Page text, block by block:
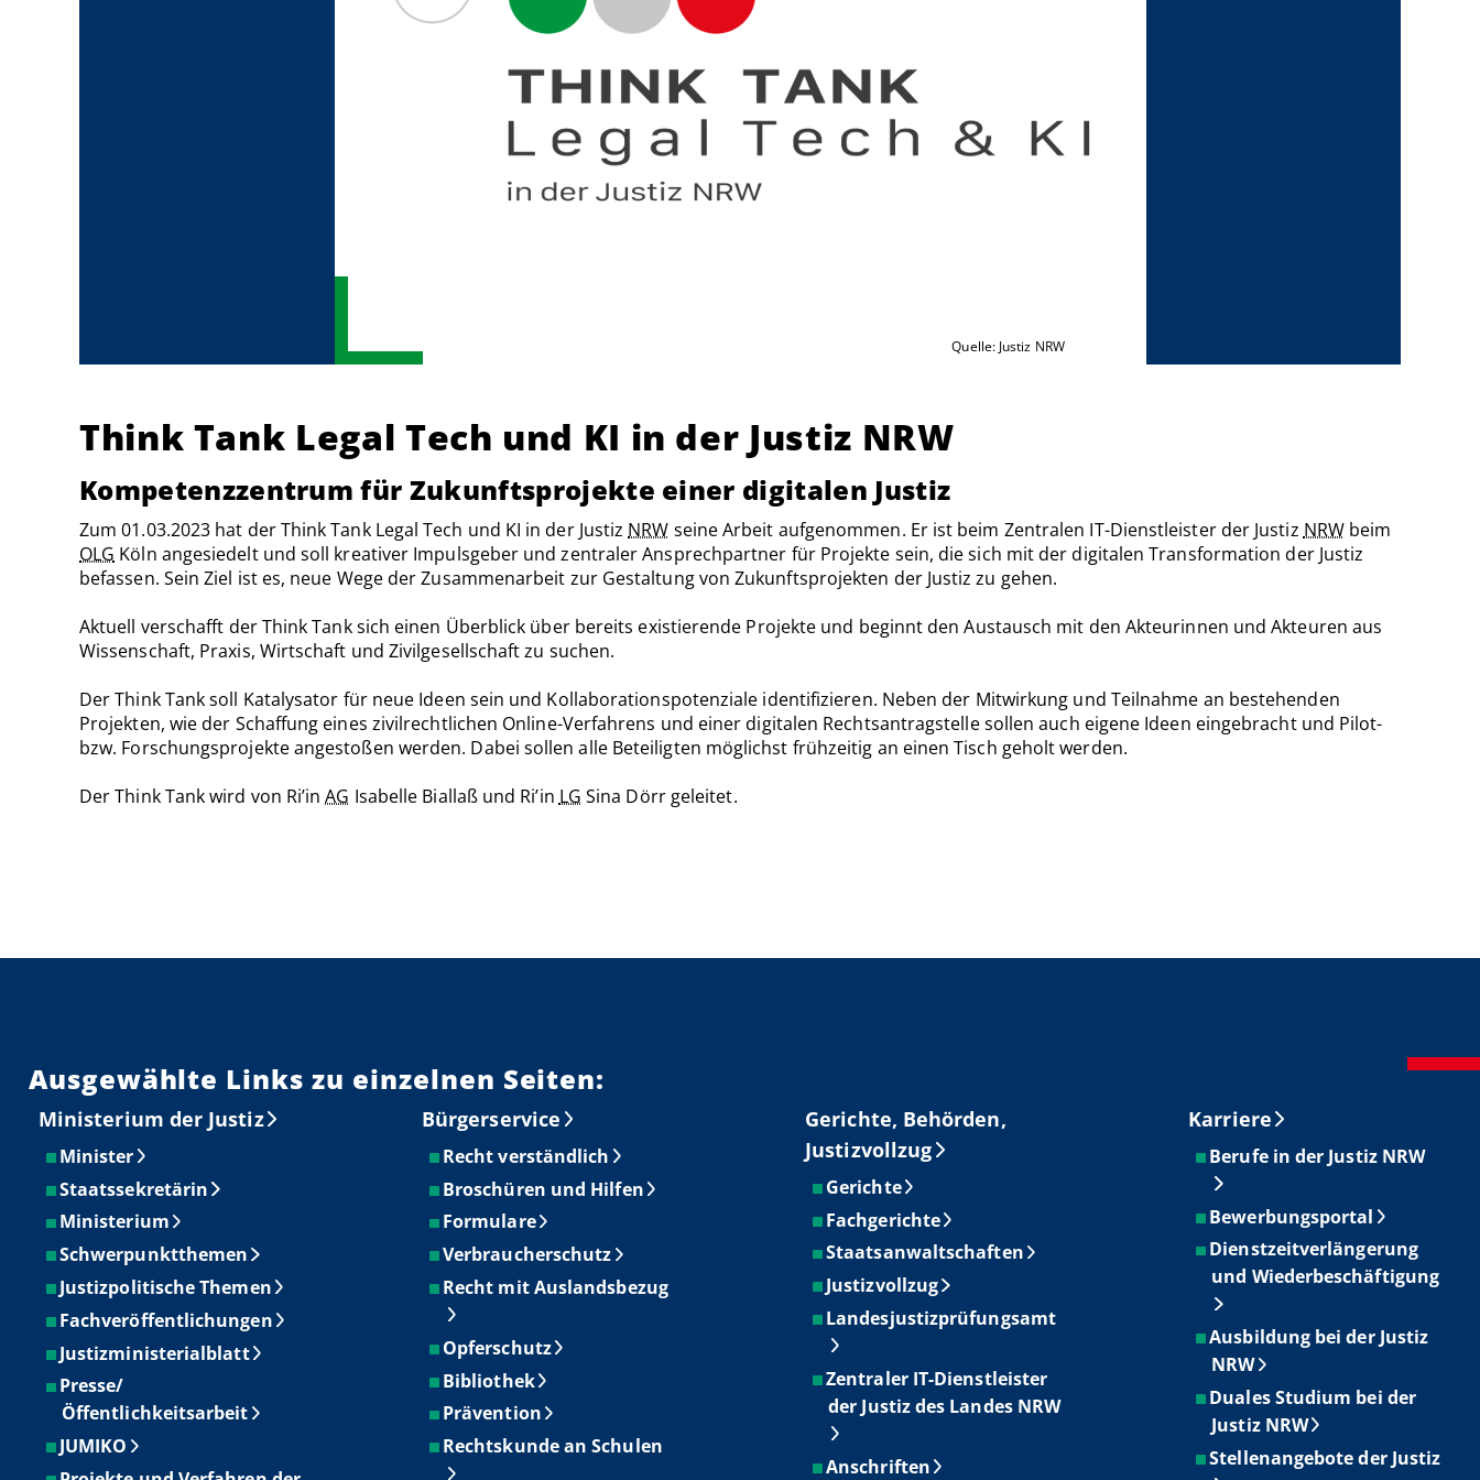
Quelle: Justiz NRW
Think Tank Legal Tech und KI in der Justiz NRW
Kompetenzzentrum für Zukunftsprojekte einer digitalen Justiz
Zum 01.03.2023 hat der Think Tank Legal Tech und KI in der Justiz NRW seine Arbeit aufgenommen. Er ist beim Zentralen IT-Dienstleister der Justiz NRWbeim
OLG Köln angesiedelt und soll kreativer Impulsgeber und zentraler Ansprechpartner für Projekte sein, die sich mit der digitalen Transformation der Justiz
befassen. Sein Ziel ist es, neue Wege der Zusammenarbeit zur Gestaltung von Zukunftsprojekten der Justiz zu gehen.
Aktuell verschafft der Think Tank sich einen Überblick über bereits existierende Projekte und beginnt den Austausch mit den Akteurinnen und Akteuren aus
Wissenschaft, Praxis, Wirtschaft und Zivilgesellschaft zu suchen.
Der Think Tank soll Katalysator für neue Ideen sein und Kollaborationspotenziale identifizieren. Neben der Mitwirkung und Teilnahme an bestehenden
Projekten, wie der Schaffung eines zivilrechtlichen Online-Verfahrens und einer digitalen Rechtsantragstelle sollen auch eigene Ideen eingebracht und Pilot-
bzw. Forschungsprojekte angestoßen werden. Dabei sollen alle Beteiligten möglichst frühzeitig an einen Tisch geholt werden.
Der Think Tank wird von Ri’inAG Isabelle Biallaß und Ri’in LG Sina Dörr geleitet.
Ausgewählte Links zu einzelnen Seiten:
Ministerium der Justiz
Minister
Staatssekretärin
Ministerium
Schwerpunktthemen
Justizpolitische Themen
Fachveröffentlichungen
Justizministerialblatt
Presse/
Öffentlichkeitsarbeit
JUMIKO
Bürgerservice
Recht verständlich
Broschüren und Hilfen
Formulare
Verbraucherschutz
Recht mit Auslandsbezug
Opferschutz
Bibliothek
Prävention
Rechtskunde an Schulen
Gerichte, Behörden,
Justizvollzug
Gerichte
Fachgerichte
Staatsanwaltschaften
Justizvollzug
Landesjustizprüfungsamt
Zentraler IT-Dienstleister
der Justiz des Landes NRW
Anschriften
Karriere
Berufe in der Justiz NRW
Bewerbungsportal
Dienstzeitverlängerung
und Wiederbeschäftigung
Ausbildung bei der Justiz
NRW
Duales Studium bei der
Justiz NRW
Stellenangebote der Justiz